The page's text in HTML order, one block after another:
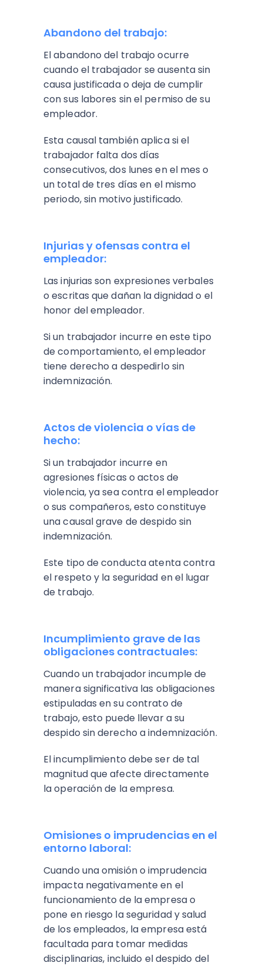
Abandono del trabajo:
El abandono del trabajo ocurre
cuando el trabajador se ausenta sin
causa justificada o deja de cumplir
con sus labores sin el permiso de su
empleador.
Esta causal también aplica si el
trabajador falta dos días
consecutivos, dos lunes en el mes o
un total de tres días en el mismo
periodo, sin motivo justificado​.
Injurias y ofensas contra el
empleador:
Las injurias son expresiones verbales
o escritas que dañan la dignidad o el
honor del empleador.
Si un trabajador incurre en este tipo
de comportamiento, el empleador
tiene derecho a despedirlo sin
indemnización.
Actos de violencia o vías de
hecho:
Si un trabajador incurre en
agresiones físicas o actos de
violencia, ya sea contra el empleador
o sus compañeros, esto constituye
una causal grave de despido sin
indemnización.
Este tipo de conducta atenta contra
el respeto y la seguridad en el lugar
de trabajo​.
Incumplimiento grave de las
obligaciones contractuales:
Cuando un trabajador incumple de
manera significativa las obligaciones
estipuladas en su contrato de
trabajo, esto puede llevar a su
despido sin derecho a indemnización.
El incumplimiento debe ser de tal
magnitud que afecte directamente
la operación de la empresa​.
Omisiones o imprudencias en el
entorno laboral:
Cuando una omisión o imprudencia
impacta negativamente en el
funcionamiento de la empresa o
pone en riesgo la seguridad y salud
de los empleados, la empresa está
facultada para tomar medidas
disciplinarias, incluido el despido del